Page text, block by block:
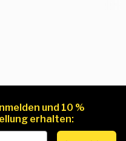
und 10 %
erhalten: